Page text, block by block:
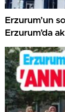
Erzurum’un
Erzurum’da